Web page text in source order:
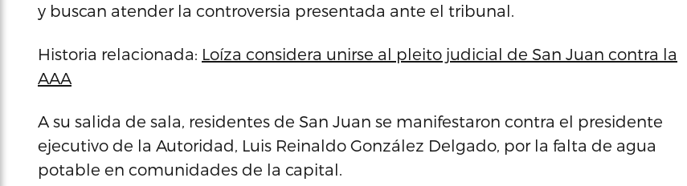
y buscan atender la controversia presentada ante el tribunal.
Historia relacionada: Loíza considera unirse al pleito judicial de San Juan contra la
AAA
A su salida de sala, residentes de San Juan se manifestaron contra el presidente
ejecutivo de la Autoridad, Luis Reinaldo González Delgado, por la falta de agua
potable en comunidades de la capital.